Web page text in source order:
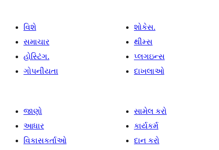
વિશે
સમાચાર
હોસ્ટિંગ.
ગોપનીયતા
શોકેસ.
થીમ્સ
પ્લગઇન્સ
દાખલાઓ
જાણો
આધાર
વિકાસકર્તાઓ
સામેલ કરો
કાર્યકર્મ
દાન કરો